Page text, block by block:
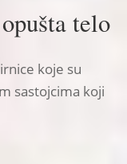
telo
koje su
sastojcima koji